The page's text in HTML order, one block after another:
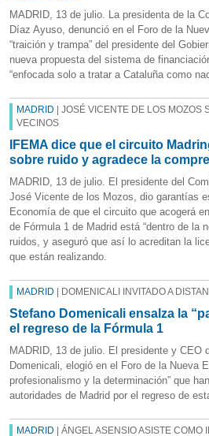
MADRID, 13 de julio. La presidenta de la
Díaz Ayuso, denunció en el Foro de la
“traición y trampa” del presidente del
nueva propuesta del sistema de
“enfocada solo a tratar a Cataluña como
MADRID | JOSÉ VICENTE DE LOS MOZOS
VECINOS
IFEMA dice que el circuito
sobre ruido y agradece la
MADRID, 13 de julio. El presidente del
José Vicente de los Mozos, dio garantías
Economía de que el circuito que acogerá
de Fórmula 1 de Madrid está “dentro de la
ruidos, y aseguró que así lo acreditan la
que están realizando.
MADRID | DOMENICALI INVITADO A
Stefano Domenicali ensalza la
el regreso de la Fórmula 1
MADRID, 13 de julio. El presidente y CEO
Domenicali, elogió en el Foro de la Nueva
profesionalismo y la determinación” que
autoridades de Madrid por el regreso de
MADRID | ÁNGEL ASENSIO ASISTE COMO